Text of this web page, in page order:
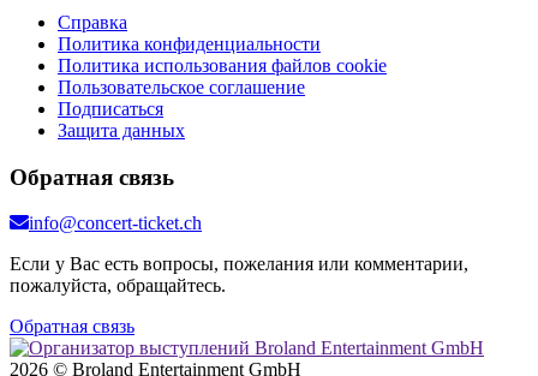
Справка
Политика конфиденциальности
Политика использования файлов cookie
Пользовательское соглашение
Подписаться
Защита данных
Обратная связь
info@concert-ticket.ch
Если у Вас есть вопросы, пожелания или комментарии,
пожалуйста, обращайтесь.
Обратная связь
2026 © Broland Entertainment GmbH